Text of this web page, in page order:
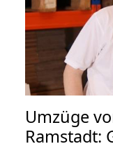
Umzüge
Ramstadt: